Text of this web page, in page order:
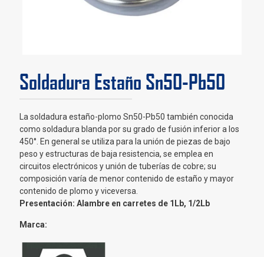
Soldadura Estaño Sn50-Pb50
La soldadura estaño-plomo Sn50-Pb50 también conocida
como soldadura blanda por su grado de fusión inferior a los
450°. En general se utiliza para la unión de piezas de bajo
peso y estructuras de baja resistencia, se emplea en
circuitos electrónicos y unión de tuberías de cobre; su
composición varía de menor contenido de estaño y mayor
contenido de plomo y viceversa.
Presentación: Alambre en carretes de 1Lb, 1/2Lb
Marca: